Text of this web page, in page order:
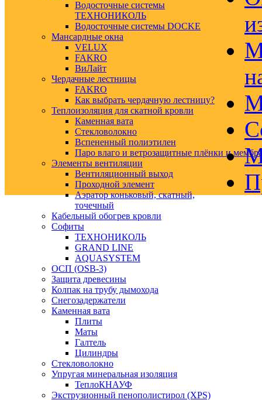
Водосточные системы
ТЕХНОНИКОЛЬ
Водосточные системы DOCKE
Мансардные окна
VELUX
FAKRO
ВиЛайт
Чердачные лестницы
FAKRO
Как выбрать чердачную лестницу?
Теплоизоляция для скатной кровли
Каменная вата
Стекловолокно
Вспененный полиэтилен
Паро влаго и ветрозащитные плёнки и
Элементы вентиляции
Вентиляционный выход
Проходной элемент
Аэратор коньковый, скатный,
точечный
Кабельный обогрев кровли
Софиты
ТЕХНОНИКОЛЬ
GRAND LINE
AQUASYSTEM
ОСП (OSB-3)
Защита древесины
Колпак на трубу дымохода
Снегозадержатели
Каменная вата
Плиты
Маты
Галтель
Цилиндры
Стекловолокно
Упругая минеральная изоляция
ТеплоКНАУФ
Экструзионный пенополистирол (XPS)